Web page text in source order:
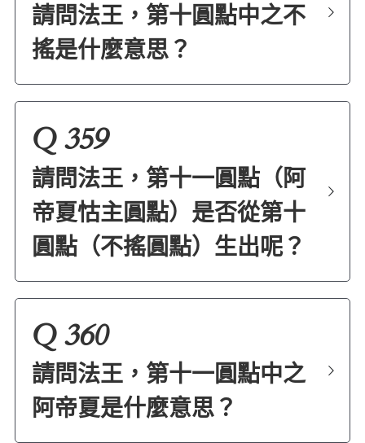
請問法王，第十圓點中之不
搖是什麼意思？
Q 359
請問法王，第十一圓點（阿
帝夏怙主圓點）是否從第十
圓點（不搖圓點）生出呢？
Q 360
請問法王，第十一圓點中之
阿帝夏是什麼意思？